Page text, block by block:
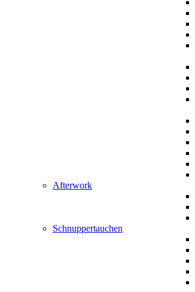
Afterwork
Schnuppertauchen